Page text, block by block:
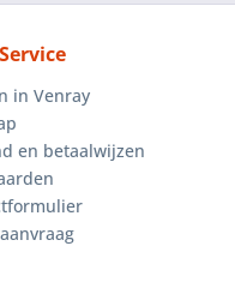
in Venray
en betaalwijzen